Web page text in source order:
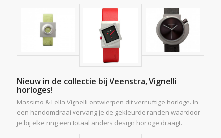
Nieuw in de collectie bij Veenstra, Vignelli
horloges!
Massimo & Lella Vignelli ontwierpen dit vernuftige horloge. In
een handomdraai vervang je de gekleurde randen waardoor
je bij elke ring een totaal anders design horloge draagt.